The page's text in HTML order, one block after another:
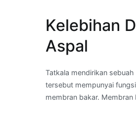
Kelebihan
Aspal
Tatkala mendirikan
tersebut mempunyai
membran bakar.